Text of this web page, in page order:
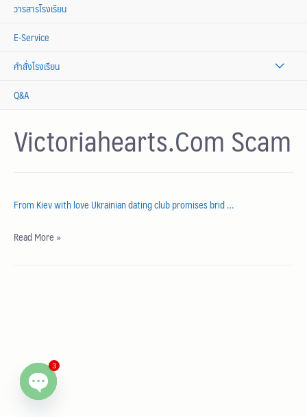
วารสารโรงเรียน
E-Service
คำสั่งโรงเรียน
Q&A
Victoriahearts.Com Scam
From Kiev with love Ukrainian dating club promises brid …
Read More »
3